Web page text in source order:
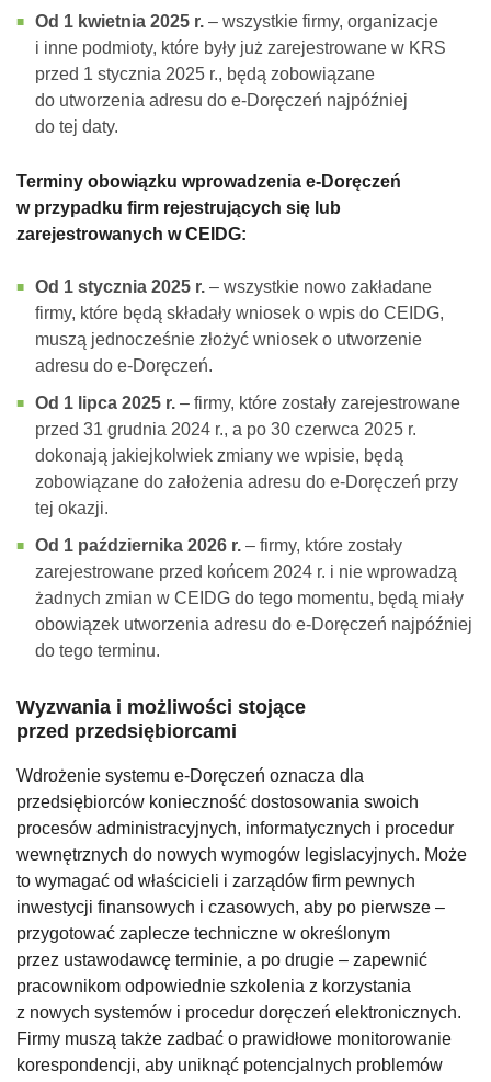
Od 1 kwietnia 2025 r. – wszystkie firmy, organizacje
i inne podmioty, które były już zarejestrowane w KRS
przed 1 stycznia 2025 r., będą zobowiązane
do utworzenia adresu do e-Doręczeń najpóźniej
do tej daty.
Terminy obowiązku wprowadzenia e-Doręczeń
w przypadku firm rejestrujących się lub
zarejestrowanych w CEIDG:
Od 1 stycznia 2025 r. – wszystkie nowo zakładane
firmy, które będą składały wniosek o wpis do CEIDG,
muszą jednocześnie złożyć wniosek o utworzenie
adresu do e-Doręczeń.
Od 1 lipca 2025 r. – firmy, które zostały zarejestrowane
przed 31 grudnia 2024 r., a po 30 czerwca 2025 r.
dokonają jakiejkolwiek zmiany we wpisie, będą
zobowiązane do założenia adresu do e-Doręczeń przy
tej okazji.
Od 1 października 2026 r. – firmy, które zostały
zarejestrowane przed końcem 2024 r. i nie wprowadzą
żadnych zmian w CEIDG do tego momentu, będą miały
obowiązek utworzenia adresu do e-Doręczeń najpóźniej
do tego terminu.
Wyzwania i możliwości stojące
przed przedsiębiorcami
Wdrożenie systemu e-Doręczeń oznacza dla
przedsiębiorców konieczność dostosowania swoich
procesów administracyjnych, informatycznych i procedur
wewnętrznych do nowych wymogów legislacyjnych. Może
to wymagać od właścicieli i zarządów firm pewnych
inwestycji finansowych i czasowych, aby po pierwsze –
przygotować zaplecze techniczne w określonym
przez ustawodawcę terminie, a po drugie – zapewnić
pracownikom odpowiednie szkolenia z korzystania
z nowych systemów i procedur doręczeń elektronicznych.
Firmy muszą także zadbać o prawidłowe monitorowanie
korespondencji, aby uniknąć potencjalnych problemów